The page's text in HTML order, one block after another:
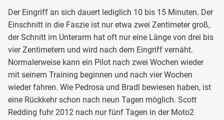
Der Eingriff an sich dauert lediglich 10 bis 15 Minuten. Der
Einschnitt in die Faszie ist nur etwa zwei Zentimeter groß,
der Schnitt im Unterarm hat oft nur eine Länge von drei bis
vier Zentimetern und wird nach dem Eingriff vernäht.
Normalerweise kann ein Pilot nach zwei Wochen wieder
mit seinem Training beginnen und nach vier Wochen
wieder fahren. Wie Pedrosa und Bradl bewiesen haben, ist
eine Rückkehr schon nach neun Tagen möglich. Scott
Redding fuhr 2012 nach nur fünf Tagen in der Moto2